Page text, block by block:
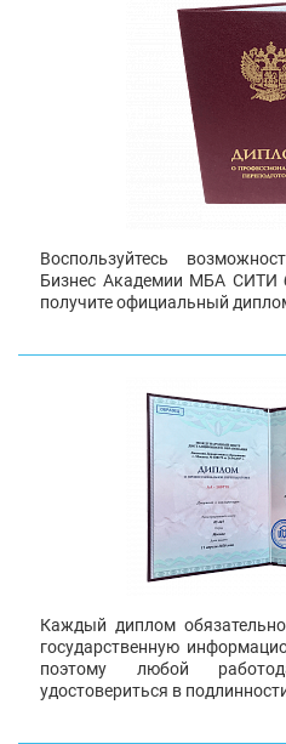
Воспользуйтесь
Бизнес Академии МБА СИТИ
получите официальный
Каждый диплом
государственную
поэтому любой
удостовериться в